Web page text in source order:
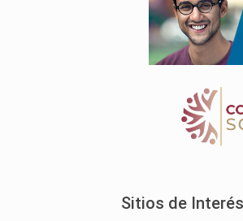
Sitios de Interés